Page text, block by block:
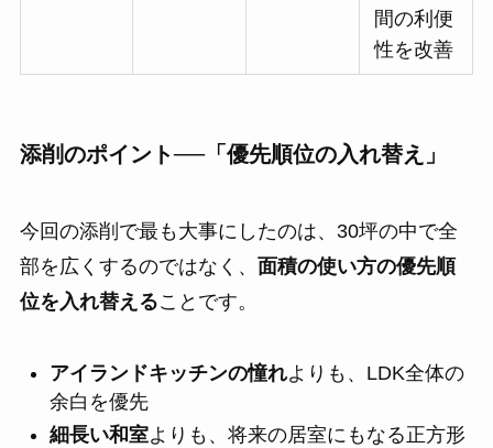
間の利便
性を改善
添削のポイント──「優先順位の入れ替え」
今回の添削で最も大事にしたのは、30坪の中で全
部を広くするのではなく、 面積の使い方の優先順
位を入れ替えることです。
アイランドキッチンの憧れよりも、LDK全体の
余白を優先
細長い和室よりも、将来の居室にもなる正方形